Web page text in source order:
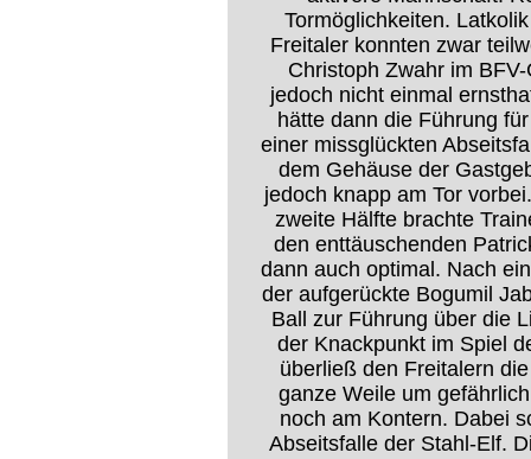
Tormöglichkeiten.
Freitaler konnten zwar
Christoph Zwahr im
jedoch nicht einmal
hätte dann die Führung
einer missglückten
dem Gehäuse der
jedoch knapp am Tor
zweite Hälfte brachte
den enttäuschenden
dann auch optimal. Nach
der aufgerückte Bogumil
Ball zur Führung über die
der Knackpunkt im Spiel
überließ den Freitalern
ganze Weile um
noch am Kontern. Dabei
Abseitsfalle der Stahl-Elf.